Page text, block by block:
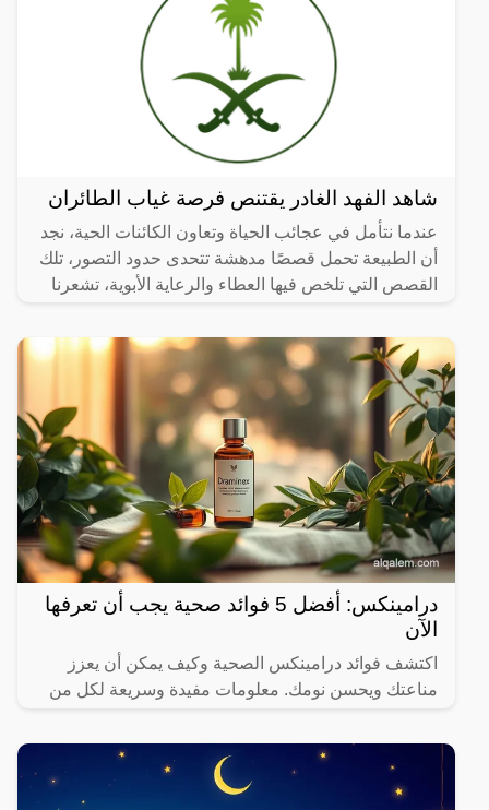
شاهد الفهد الغادر يقتنص فرصة غياب الطائران
عندما نتأمل في عجائب الحياة وتعاون الكائنات الحية، نجد
أن الطبيعة تحمل قصصًا مدهشة تتحدى حدود التصور، تلك
القصص التي تلخص فيها العطاء والرعاية الأبوية، تشعرنا
درامينكس: أفضل 5 فوائد صحية يجب أن تعرفها
الآن
اكتشف فوائد درامينكس الصحية وكيف يمكن أن يعزز
مناعتك ويحسن نومك. معلومات مفيدة وسريعة لكل من